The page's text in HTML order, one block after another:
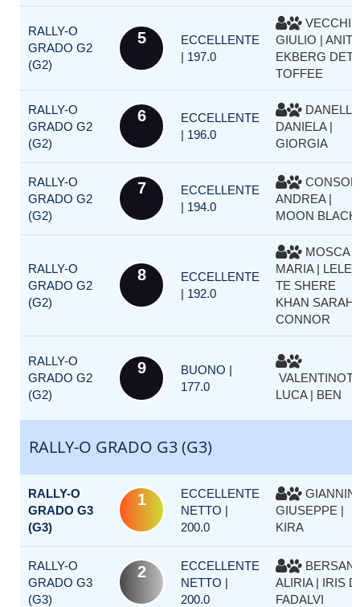
RALLY-O
GRADO G2
(G2)
5
ECCELLENTE
| 197.0
VECCHI
GIULIO | ANITA
EKBERG
TOFFEE
RALLY-O
GRADO G2
(G2)
6
ECCELLENTE
| 196.0
DANELLI
DANIELA |
GIORGIA
RALLY-O
GRADO G2
(G2)
7
ECCELLENTE
| 194.0
CONSOLI
ANDREA |
MOON BLACK
RALLY-O
GRADO G2
(G2)
8
ECCELLENTE
| 192.0
MOSCA
MARIA | LELEN
TE SHERE
KHAN SARAH
CONNOR
RALLY-O
GRADO G2
(G2)
9
BUONO |
177.0
LUCA | BEN
RALLY-O GRADO G3 (G3)
RALLY-O
GRADO G3
(G3)
1
ECCELLENTE
NETTO |
200.0
GIUSEPPE |
KIRA
RALLY-O
GRADO G3
(G3)
2
ECCELLENTE
NETTO |
200.0
BERSANI
ALIRIA | IRIS
FADALVI